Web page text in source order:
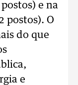
e na
postos). O
do que
e